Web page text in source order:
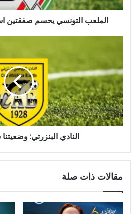
الملعب التونسي يحسم صفقتين
النادي البنزرتي: وضعيتنا
مقالات ذات صلة